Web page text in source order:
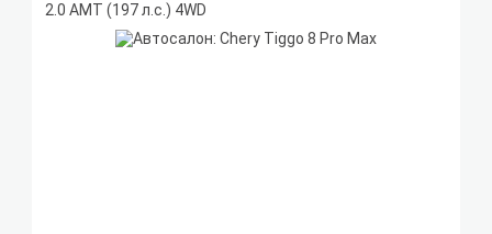
2.0 AMT (197 л.с.) 4WD